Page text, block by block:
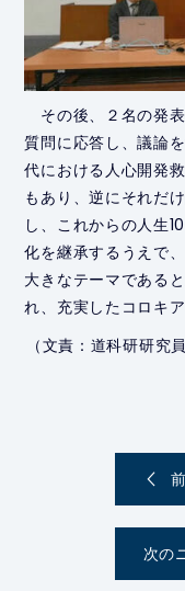
その後、２名の発
質問に応答し、議論
代における人心開発
もあり、逆にそれだ
し、これからの人生
化を継承するうえで
大きなテーマである
れ、充実したコロキ
（文責：道科研研究員
次の